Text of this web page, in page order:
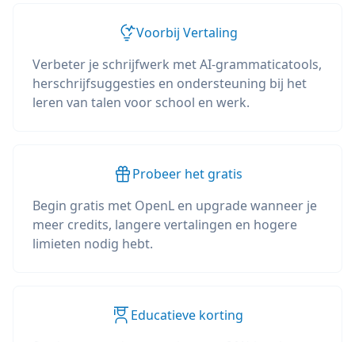
Voorbij Vertaling
Verbeter je schrijfwerk met AI-grammaticatools,
herschrijfsuggesties en ondersteuning bij het
leren van talen voor school en werk.
Probeer het gratis
Begin gratis met OpenL en upgrade wanneer je
meer credits, langere vertalingen en hogere
limieten nodig hebt.
Educatieve korting